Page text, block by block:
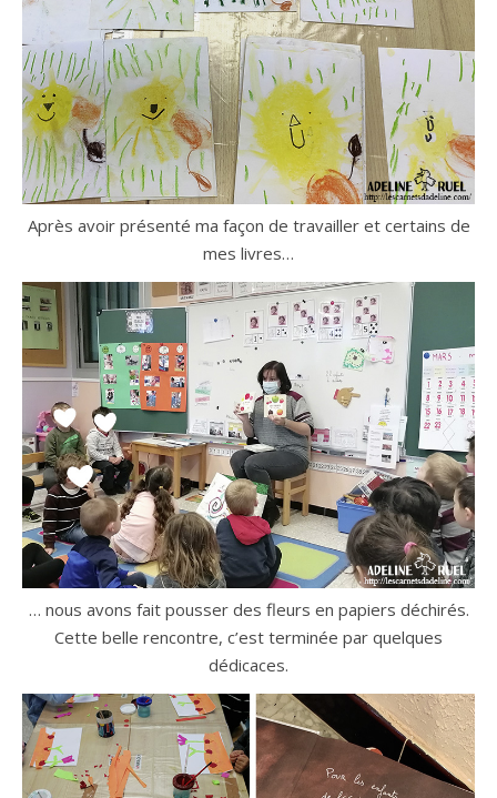
Après avoir présenté ma façon de travailler et certains de
mes livres…
… nous avons fait pousser des fleurs en papiers déchirés.
Cette belle rencontre, c’est terminée par quelques
dédicaces.